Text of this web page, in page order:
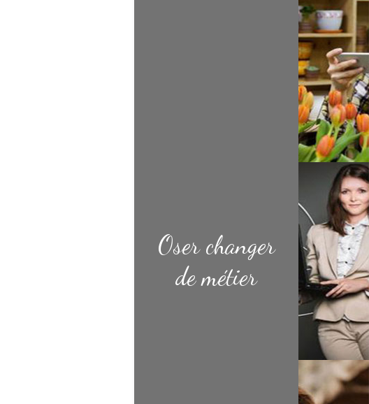
Oser changer
de métier